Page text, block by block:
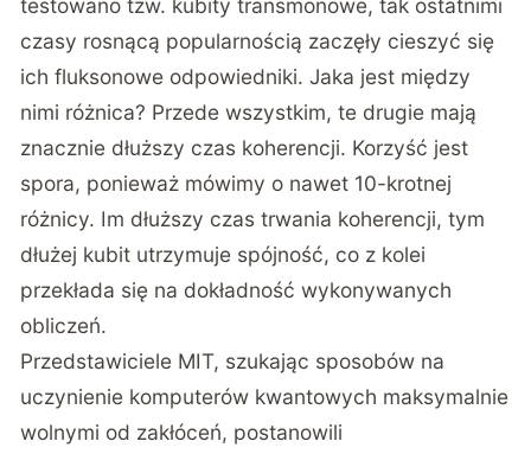
testowano tzw. kubity transmonowe, tak ostatnimi
czasy rosnącą popularnością zaczęły cieszyć się
ich fluksonowe odpowiedniki. Jaka jest między
nimi różnica? Przede wszystkim, te drugie mają
znacznie dłuższy czas koherencji. Korzyść jest
spora, ponieważ mówimy o nawet 10-krotnej
różnicy. Im dłuższy czas trwania koherencji, tym
dłużej kubit utrzymuje spójność, co z kolei
przekłada się na dokładność wykonywanych
obliczeń.
Przedstawiciele MIT, szukając sposobów na
uczynienie komputerów kwantowych maksymalnie
wolnymi od zakłóceń, postanowili